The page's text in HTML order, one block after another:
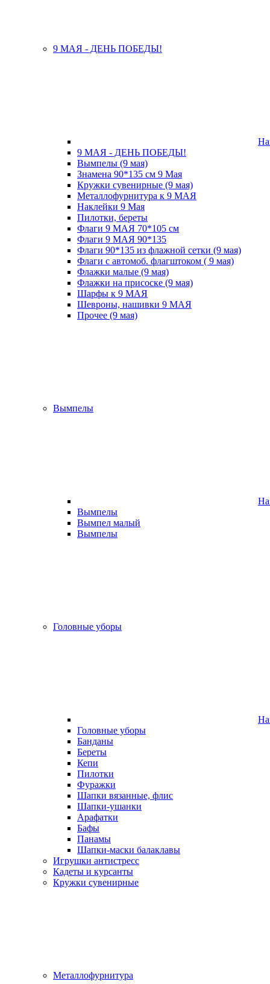
9 МАЯ - ДЕНЬ ПОБЕДЫ!
9 МАЯ - ДЕНЬ ПОБЕДЫ!
Вымпелы (9 мая)
Знамена 90*135 см 9 Мая
Кружки cувенирные (9 мая)
Металлофурнитура к 9 МАЯ
Наклейки 9 Мая
Пилотки, береты
Флаги 9 МАЯ 70*105 см
Флаги 9 МАЯ 90*135
Флаги 90*135 из флажной сетки (9 мая)
Флаги с автомоб. флагштоком ( 9 мая)
Флажки малые (9 мая)
Флажки на присоске (9 мая)
Шарфы к 9 МАЯ
Шевроны, нашивки 9 МАЯ
Прочее (9 мая)
Вымпелы
Вымпелы
Вымпел малый
Вымпелы
Головные уборы
Головные уборы
Банданы
Береты
Кепи
Пилотки
Фуражки
Шапки вязанные, флис
Шапки-ушанки
Арафатки
Бафы
Панамы
Шапки-маски балаклавы
Игрушки антистресс
Кадеты и курсанты
Кружки сувенирные
Металлофурнитура